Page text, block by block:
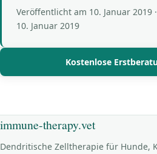
Veröffentlicht am 10. Januar 2019
10. Januar 2019
Kostenlose
immune-therapy.vet
Dendritische Zelltherapie für Hunde,